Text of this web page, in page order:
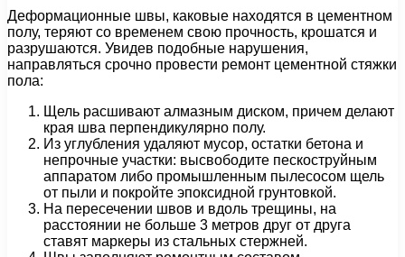
Деформационные швы, каковые находятся в цементном
полу, теряют со временем свою прочность, крошатся и
разрушаются. Увидев подобные нарушения,
направляться срочно провести ремонт цементной стяжки
пола:
Щель расшивают алмазным диском, причем делают
края шва перпендикулярно полу.
Из углубления удаляют мусор, остатки бетона и
непрочные участки: высвободите пескоструйным
аппаратом либо промышленным пылесосом щель
от пыли и покройте эпоксидной грунтовкой.
На пересечении швов и вдоль трещины, на
расстоянии не больше 3 метров друг от друга
ставят маркеры из стальных стержней.